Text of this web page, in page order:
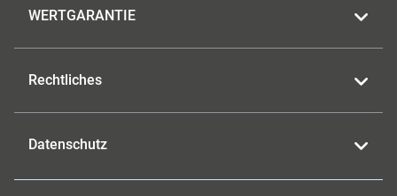
WERTGARANTIE
Rechtliches
Datenschutz